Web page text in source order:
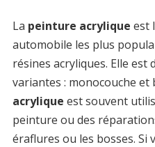
La peinture acrylique est
automobile les plus
résines acryliques. Elle est
variantes : monocouche et
acrylique est souvent
peinture ou des
éraflures ou les bosses. Si